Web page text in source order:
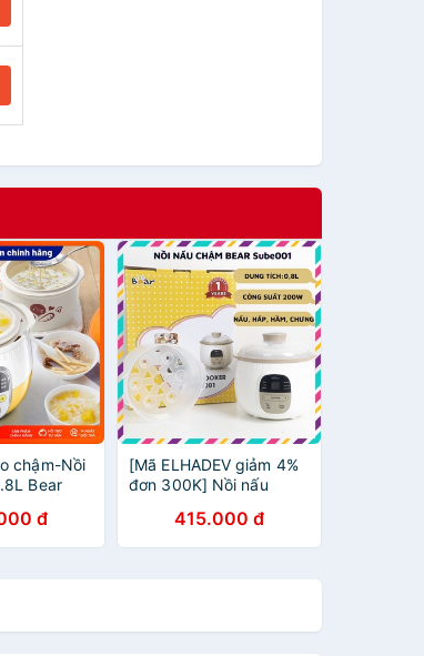
chậm-Nồi
Bear
dinh
thực
đ
[Mã ELHADEV giảm 4%
đơn 300K] Nồi nấu
0,8l - nấu cháo, hầm,
chưng yến- bản quốc tế
415.000 đ